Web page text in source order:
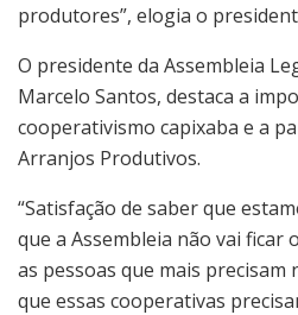
produtores”, elogia o
O presidente da Assembleia
Marcelo Santos, destaca a
cooperativismo capixaba e a
Arranjos Produtivos.
“Satisfação de saber que
que a Assembleia não vai ficar
as pessoas que mais precisam
que essas cooperativas